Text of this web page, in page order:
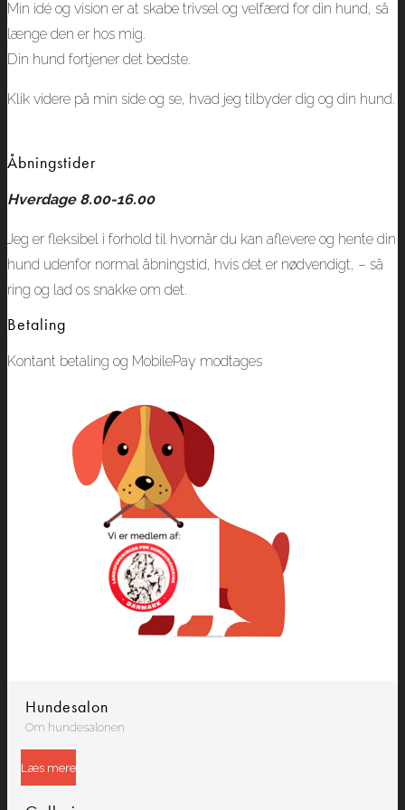
Min idé og vision er at skabe trivsel og velfærd for din hund, så
længe den er hos mig.
Din hund fortjener det bedste.
Klik videre på min side og se, hvad jeg tilbyder dig og din hund.
Åbningstider
Hverdage 8.00-16.00
Jeg er fleksibel i forhold til hvornår du kan aflevere og hente din
hund udenfor normal åbningstid, hvis det er nødvendigt, – så
ring og lad os snakke om det.
Betaling
Kontant betaling og MobilePay modtages​
Hundesalon
Om hundesalonen
Læs mere